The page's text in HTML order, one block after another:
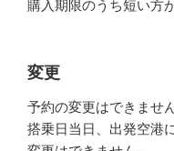
購入期限のうち短い方
変更
予約の変更はできません
搭乗日当日、出発空港